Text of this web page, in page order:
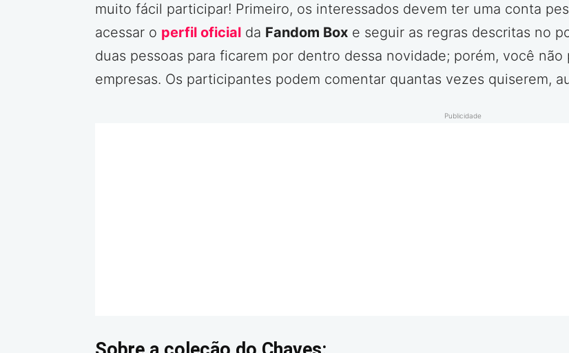
muito fácil participar! Primeiro, os interessados devem ter uma conta
acessar o perfil oficial da Fandom Box e seguir as regras descritas no
duas pessoas para ficarem por dentro dessa novidade; porém, você
empresas. Os participantes podem comentar quantas vezes quiserem,
Publicidade